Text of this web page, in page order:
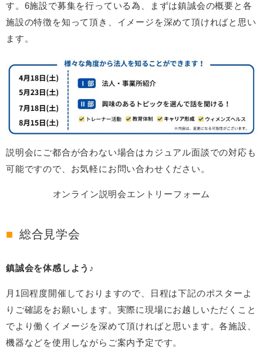
す。6施設で募集を行っている為、まずは鎮誠会の概要と各
施設の特徴を知って頂き、イメージを深めて頂ければと思い
ます。
説明会にご都合が合わない場合はカジュアル面談での対応も
可能ですので、お気軽にお問い合わせください。
オンライン説明会エントリーフォーム
総合見学会
鎮誠会を体感しよう♪
月1回程度開催しておりますので、日程は下記のポスターよ
りご確認をお願いします。実際に現場にお越しいただくこと
でより働くイメージを深めて頂ければと思います。各施設、
機器などを使用しながらご案内予定です。